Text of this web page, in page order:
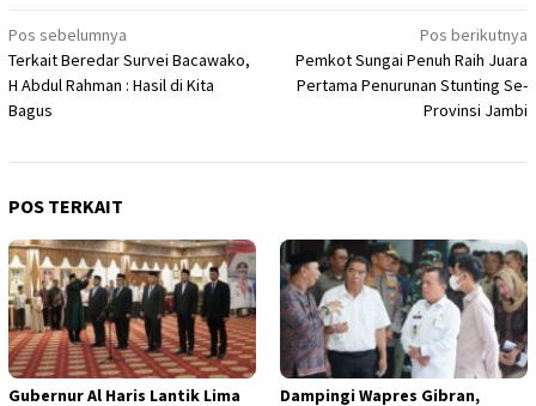
Navigasi
pos
Pos sebelumnya
Terkait Beredar Survei Bacawako,
H Abdul Rahman : Hasil di Kita
Bagus
Pos berikutnya
Pemkot Sungai Penuh Raih Juara
Pertama Penurunan Stunting Se-
Provinsi Jambi
POS TERKAIT
Gubernur Al Haris Lantik Lima
Dampingi Wapres Gibran,